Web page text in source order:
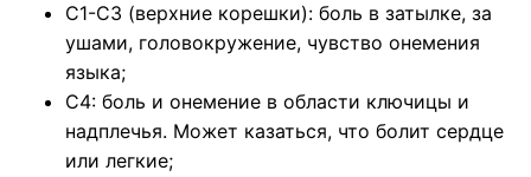
С1-С3 (верхние корешки): боль в затылке, за
ушами, головокружение, чувство онемения
языка;
С4: боль и онемение в области ключицы и
надплечья. Может казаться, что болит сердце
или легкие;